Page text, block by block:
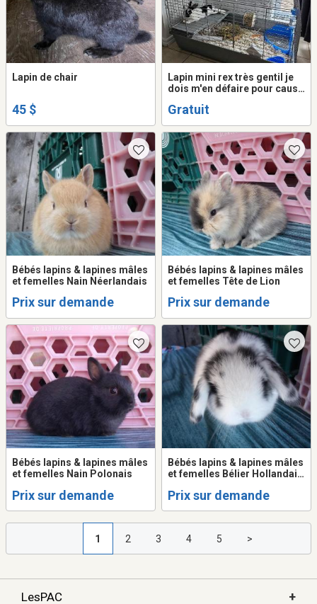
Lapin de chair
45 $
Lapin mini rex très gentil je
dois m'en défaire pour cause
Gratuit
Bébés lapins & lapines mâles
et femelles Nain Néerlandais
Prix sur demande
Bébés lapins & lapines mâles
et femelles Tête de Lion
Prix sur demande
Bébés lapins & lapines mâles
et femelles Nain Polonais
Prix sur demande
Bébés lapins & lapines mâles
et femelles Bélier Hollandais
Prix sur demande
1 2 3 4 5 >
LesPAC +